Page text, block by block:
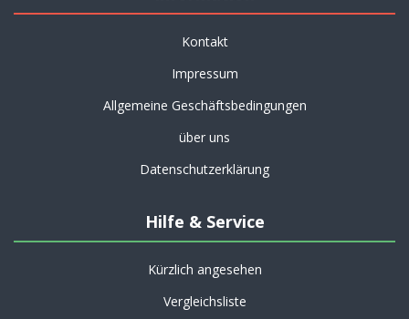
Kontakt
Impressum
Allgemeine Geschäftsbedingungen
über uns
Datenschutzerklärung
Hilfe & Service
Kürzlich angesehen
Vergleichsliste